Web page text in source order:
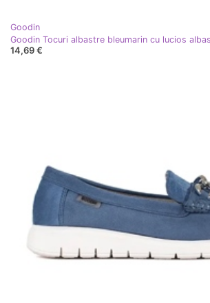
Goodin
Goodin Tocuri albastre bleumarin cu lucios
14,69 €